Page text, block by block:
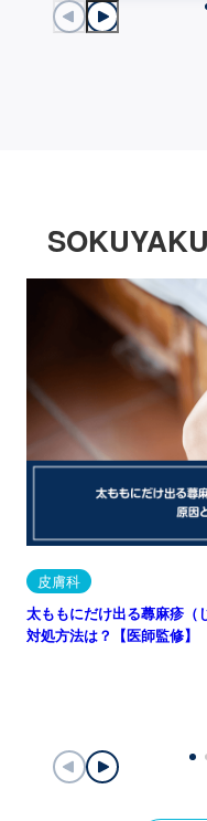
皮膚科
太ももにだけ出る蕁麻疹（
対処方法は？【医師監修】